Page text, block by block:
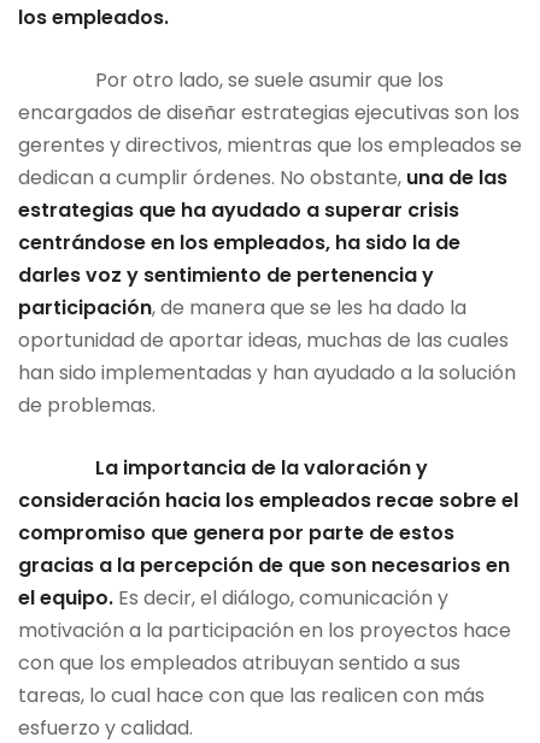
los empleados.
Por otro lado, se suele asumir que los
encargados de diseñar estrategias ejecutivas son los
gerentes y directivos, mientras que los empleados se
dedican a cumplir órdenes. No obstante, una de las
estrategias que ha ayudado a superar crisis
centrándose en los empleados, ha sido la de
darles voz y sentimiento de pertenencia y
participación, de manera que se les ha dado la
oportunidad de aportar ideas, muchas de las cuales
han sido implementadas y han ayudado a la solución
de problemas.
La importancia de la valoración y
consideración hacia los empleados recae sobre el
compromiso que genera por parte de estos
gracias a la percepción de que son necesarios en
el equipo. Es decir, el diálogo, comunicación y
motivación a la participación en los proyectos hace
con que los empleados atribuyan sentido a sus
tareas, lo cual hace con que las realicen con más
esfuerzo y calidad.